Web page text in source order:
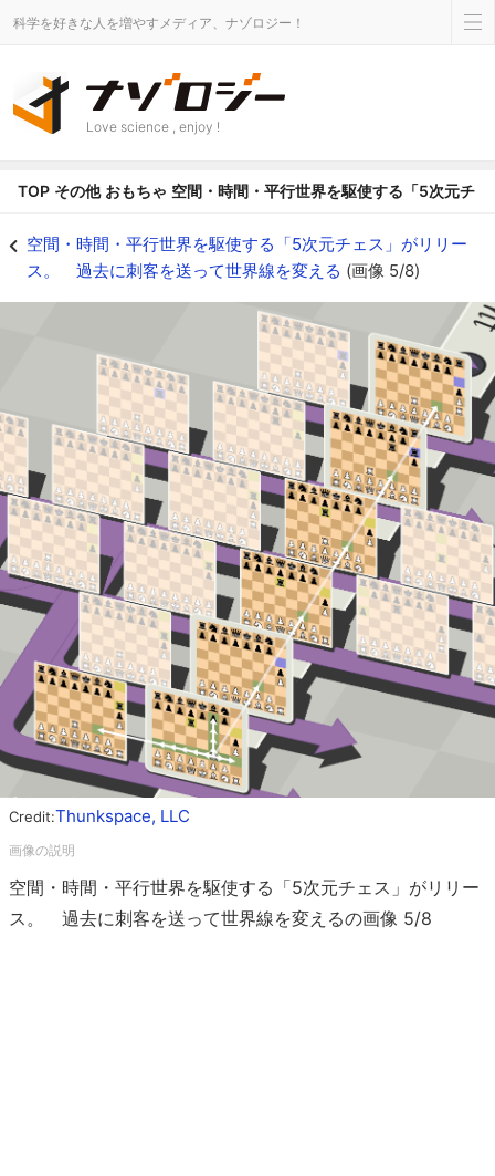
科学を好きな人を増やすメディア、ナゾロジー！
Love science , enjoy !
TOP その他 おもちゃ 空間・時間・平行世界を駆使する「5次元チ
空間・時間・平行世界を駆使する「5次元チェス」がリリー
ス。 過去に刺客を送って世界線を変える (画像 5/8)
Credit:Thunkspace, LLC
空間・時間・平行世界を駆使する「5次元チェス」がリリー
ス。 過去に刺客を送って世界線を変えるの画像 5/8